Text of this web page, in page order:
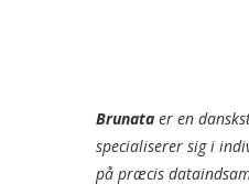
Brunata er en
specialiserer sig i
på præcis